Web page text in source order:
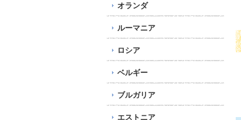
オランダ
ルーマニア
ロシア
ベルギー
ブルガリア
エストニア